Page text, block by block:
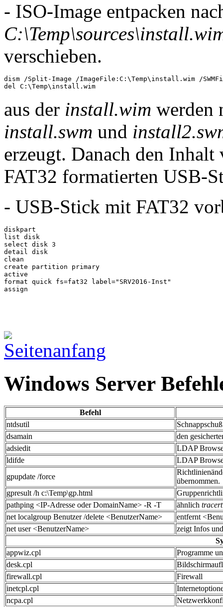
- ISO-Image entpacken
verschieben.
dism /Split-Image /ImageFile:C:\Temp\install.wim /
del C:\Temp\install.wim
aus der install.wim werden
install.swm und
erzeugt. Danach den
FAT32 formatierten USB-
- USB-Stick mit FAT32
diskpart
list disk
select disk 3
detail disk
clean
create partition primary
active
format quick fs=fat32 label="SRV2016-Inst"
assign
Windows Server
Befehl
ntdsutil
dsamain
den
adsiedit
LDAP
ldifde
LDAP
gpupdate /force
übernommen.
gpresult /h c:\Temp\gp.html
pathping <IP-Adresse oder DomainName> -R -T
ähnlich tracert
net localgroup Benutzer /delete <BenutzerName>
entfernt
net user <BenutzerName>
zeigt Infos
appwiz.cpl
Programme
desk.cpl
firewall.cpl
Firewall
inetcpl.cpl
ncpa.cpl